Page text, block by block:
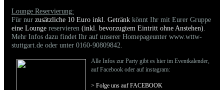
Lounge Reservierung:
Für nur zusätzliche 10 Euro inkl. Getränk könnt Ihr mit Eurer Gruppe
eine Lounge reservieren (inkl. bevorzugtem Eintritt ohne Anstehen)
Mehr Infos dazu findet Ihr auf unserer Homepageunter www.wttw-
stuttgart.de oder unter 0160-90809842.
Alle Infos zur Party gibt es hier im Eventkalender,
auf Facebook oder auf instagram:
> Folge uns auf FACEBOOK